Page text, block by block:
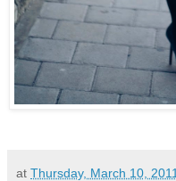
at Thursday, March 10, 2011